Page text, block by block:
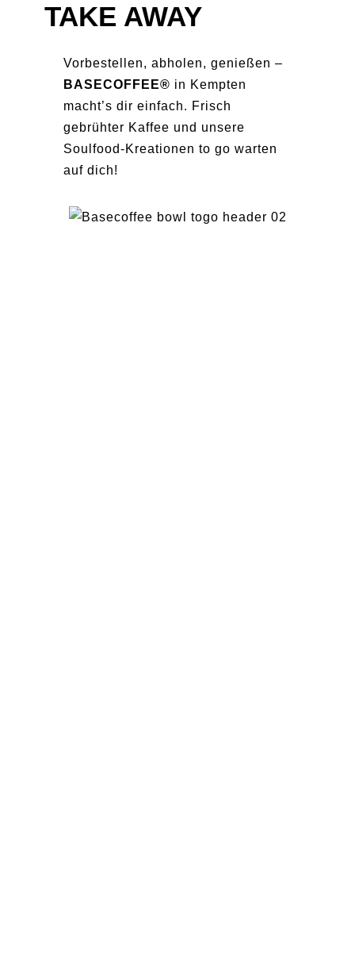
TAKE AWAY
Vorbestellen, abholen, genießen –
BASECOFFEE® in Kempten
macht’s dir einfach. Frisch
gebrühter Kaffee und unsere
Soulfood-Kreationen to go warten
auf dich!